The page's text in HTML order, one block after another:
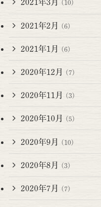
2021年3月 (10)
2021年2月 (6)
2021年1月 (6)
2020年12月 (7)
2020年11月 (3)
2020年10月 (5)
2020年9月 (10)
2020年8月 (3)
2020年7月 (7)